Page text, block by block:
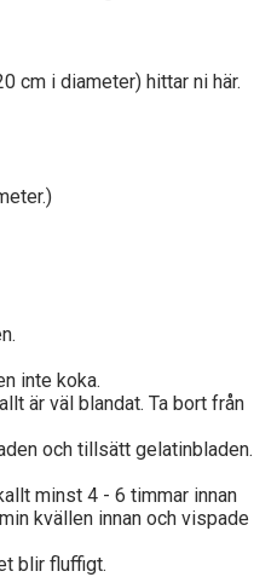
cm i diameter) hittar ni här.
inte koka.
är väl blandat. Ta bort från
och tillsätt gelatinbladen.
minst 4 - 6 timmar innan
kvällen innan och vispade
blir fluffigt.